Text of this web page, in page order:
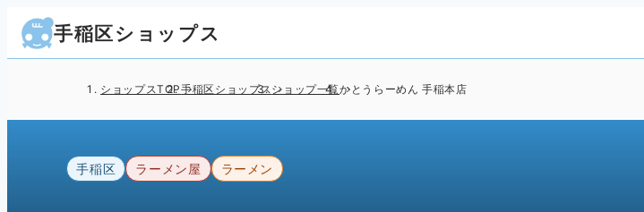
手稲区ショップス
ショップスTOP手稲区ショップスショップ一覧かとうらーめん 手稲本店
手稲区 ラーメン屋 ラーメン